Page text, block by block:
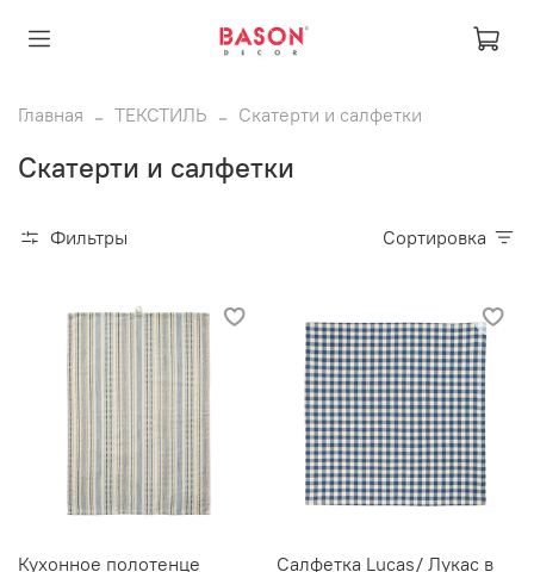
Главная ТЕКСТИЛЬ Скатерти и салфетки
Скатерти и салфетки
Фильтры Сортировка
Кухонное полотенце
Салфетка Lucas/ Лукас в